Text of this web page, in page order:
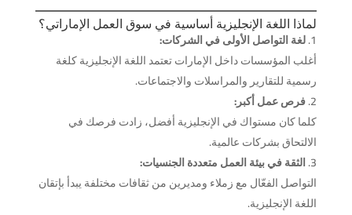
لماذا اللغة الإنجليزية أساسية في سوق العمل الإماراتي؟
لغة التواصل الأولى في الشركات:
أغلب المؤسسات داخل الإمارات تعتمد اللغة الإنجليزية كلغة
رسمية للتقارير والمراسلات والاجتماعات.
فرص عمل أكبر:
كلما كان مستواك في الإنجليزية أفضل، زادت فرصك في
الالتحاق بشركات عالمية.
الثقة في بيئة العمل متعددة الجنسيات:
التواصل الفعّال مع زملاء ومديرين من ثقافات مختلفة يبدأ بإتقان
اللغة الإنجليزية.